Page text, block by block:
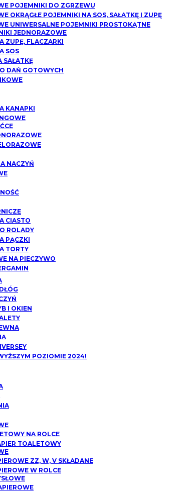
POJEMNIKI DO ZGRZEWU
OKRĄGŁE POJEMNIKI NA SOS, SAŁATKĘ I ZUPĘ
UNIWERSALNE POJEMNIKI PROSTOKĄTNE
JEDNORAZOWE
ZUPĘ, FLACZARKI
SOS
SAŁATKĘ
DAŃ GOTOWYCH
KANAPKI
NACZYŃ
CIASTO
ROLADY
PĄCZKI
TORTY
NA PIECZYWO
I OKIEN
POZIOMIE 2024!
NA ROLCE
TOALETOWY
ZZ, W, V SKŁADANE
W ROLCE